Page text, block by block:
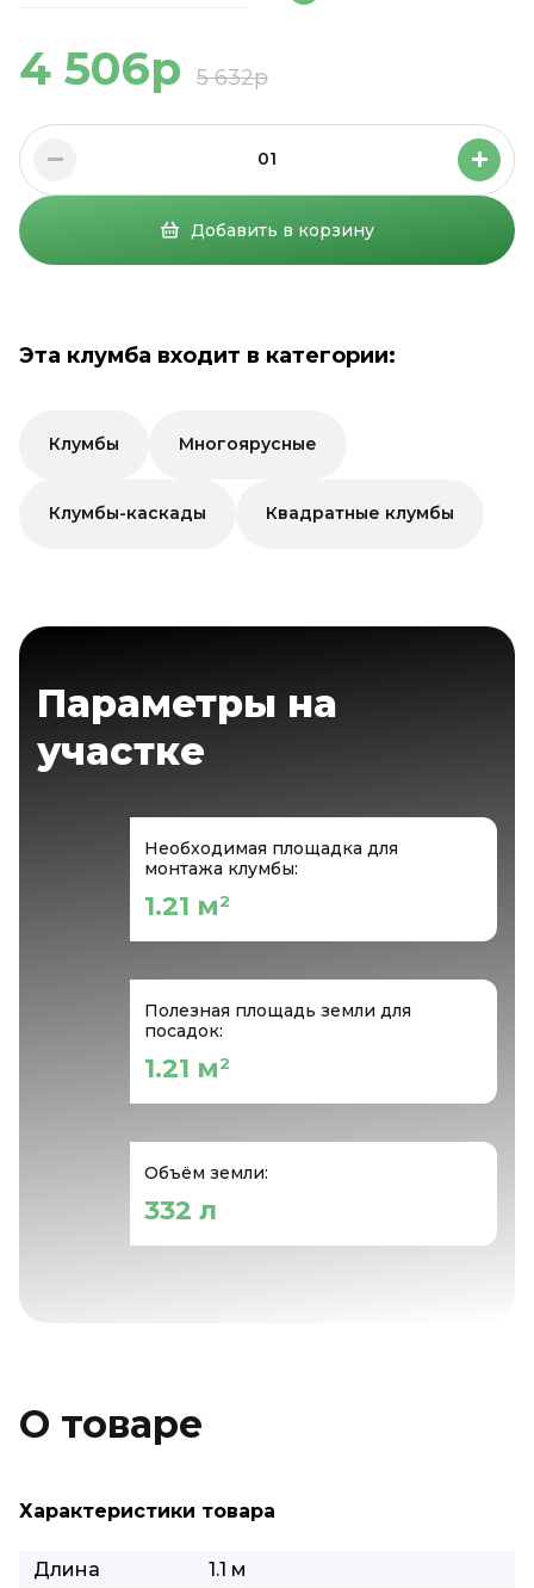
4 506р 5 632р
01
Добавить в корзину
Эта клумба входит в категории:
Клумбы Многоярусные
Клумбы-каскады Квадратные клумбы
Параметры на
участке
Необходимая площадка для
монтажа клумбы:
1.21 м2
Полезная площадь земли для
посадок:
1.21 м2
Объём земли:
332 л
О товаре
Характеристики товара
Длина
1.1 м